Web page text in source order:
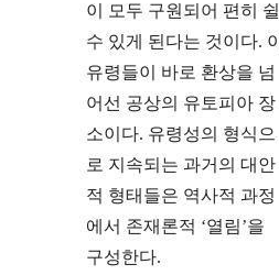
이 모두 구원되어 편히 쉴
수 있게 된다는 것이다. 이
유령들이 바로 환상을 넘
어선 공상의 유토피아 장
소이다. 유령성의 형식으
로 지속되는 과거의 대안
적 형태들은 역사적 과정
에서 존재론적 ‘열림’을
구성한다.